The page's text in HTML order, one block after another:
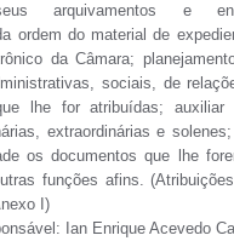
arquivamentos e
ordem do material de
da Câmara;
sociais, de
lhe for atribuídas; auxiliar
extraordinárias e
os documentos que lhe
funções afins.
I)
Ian Enrique Acevedo